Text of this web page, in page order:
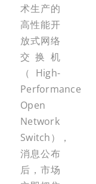
术生产的
高性能开
放式网络
交换机
（High-
Performance
Open
Network
Switch），
消息公布
后，市场